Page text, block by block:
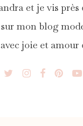
et je vis près
mon blog
joie et amour